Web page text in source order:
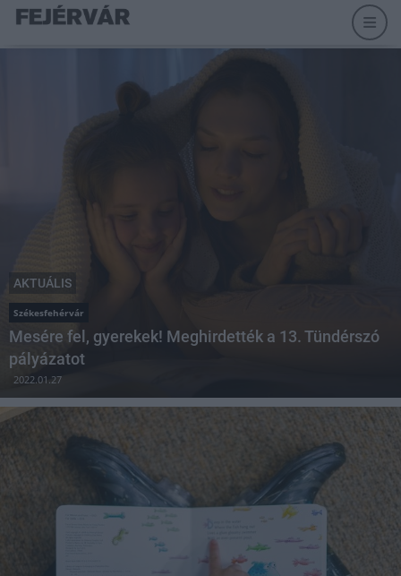
AKTUÁLIS
Székesfehérvár
Mesére fel, gyerekek! Meghirdették a 13. Tündérszó
pályázatot
2022.01.27